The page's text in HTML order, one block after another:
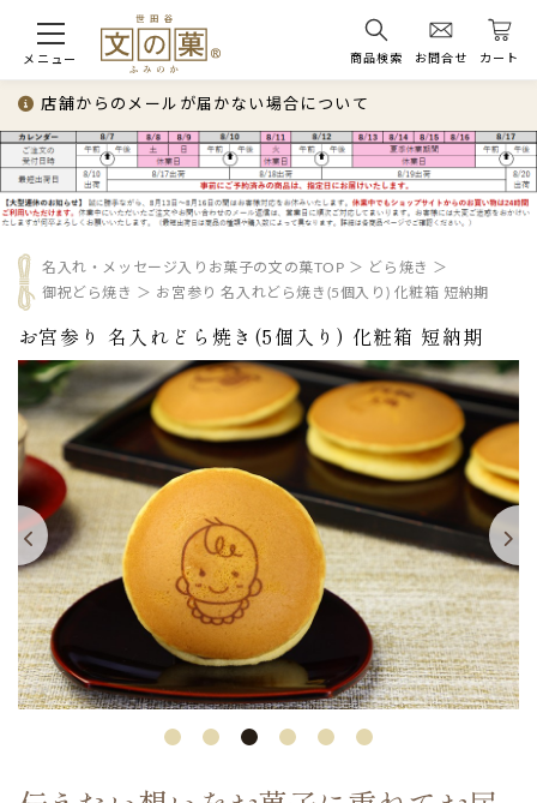
メニュー 商品検索 お問合せ カート
店舗からのメールが届かない場合について
名入れ・メッセージ入りお菓子の文の菓TOP
どら焼き
御祝どら焼き
お宮参り 名入れどら焼き(5個入り) 化粧箱 短納期
お宮参り 名入れどら焼き(5個入り) 化粧箱 短納期